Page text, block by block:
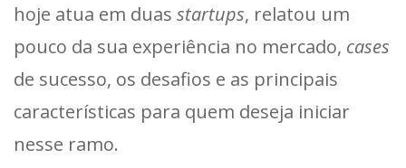
hoje atua em duas startups, relatou um
pouco da sua experiência no mercado, cases
de sucesso, os desafios e as principais
características para quem deseja iniciar
nesse ramo.